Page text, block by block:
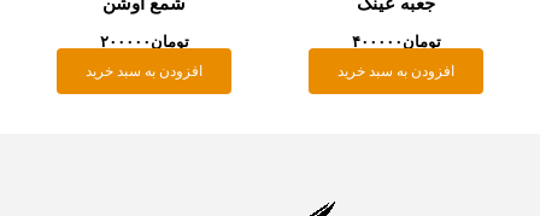
۴۰۰۰۰۰
افزودن به سبد خرید
۲۰۰۰۰۰
افزودن به سبد خرید